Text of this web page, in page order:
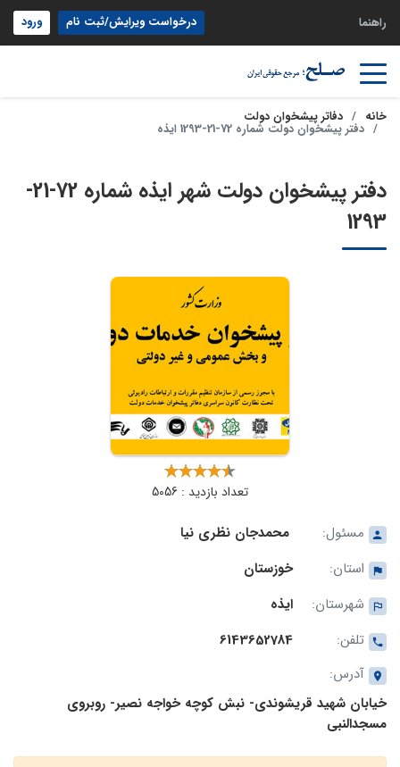
راهنما درخواست ویرایش/ثبت نام ورود
خانه دفاتر پیشخوان دولت
دفتر پیشخوان دولت شماره 72-21-1293 ایذه
دفتر پیشخوان دولت شهر ایذه شماره 72-21-
1293
تعداد بازدید : 5056
مسئول:
محمدجان نظری نیا
استان:
خوزستان
شهرستان:
ایذه
تلفن:
6143652784
آدرس:
خیابان شهید قریشوندی- نبش کوچه خواجه نصیر- روبروی
مسجدالنبی